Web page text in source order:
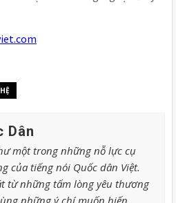
Dân
một trong những nỗ lực cụ
của tiếng nói Quốc dân Việt.
từ những tấm lòng yêu thương
những ý chí muốn hiến